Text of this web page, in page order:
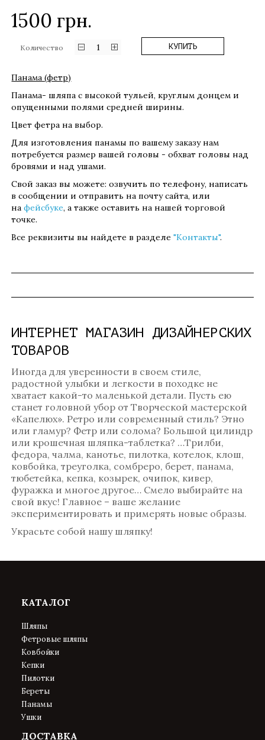
1500 грн.
Количество 1 КУПИТЬ
Панама (фетр)
Панама- шляпа с высокой тульей, круглым донцем и
опущенными полями средней ширины.
Цвет фетра на выбор.
Для изготовления панамы по вашему заказу нам
потребуется размер вашей головы - обхват головы над
бровями и над ушами.
Свой заказ вы можете: озвучить по телефону, написать
в сообщении и отправить на почту сайта, или
нафейсбуке, а также оставить на нашей торговой
точке.
Все реквизиты вы найдете в разделе"Контакты".
ИНТЕРНЕТ МАГАЗИН ДИЗАЙНЕРСКИХ
ТОВАРОВ
Иногда для уверенности в своем стиле,
радостной улыбки и легкости в походке не
хватает какой-то маленькой детали. Пусть ею
станет головной убор от Творческой мастерской
«Капелюх». Ретро или современный стиль? Этно
или гламур? Фетр или солома? Большой цилиндр
или крошечная шляпка-таблетка? …Трилби,
федора, чалма, канотье, пилотка, котелок, клош,
ковбойка, треуголка, сомбреро, берет, панама,
тюбетейка, кепка, козырек, очипок, кивер,
фуражка и многое другое… Смело выбирайте на
свой вкус! Главное – ваше желание
экспериментировать и примерять новые образы.
Украсьте собой нашу шляпку!
КАТАЛОГ
Шляпы
Фетровые шляпы
Ковбойки
Кепки
Пилотки
Береты
Панамы
Ушки
ДОСТАВКА